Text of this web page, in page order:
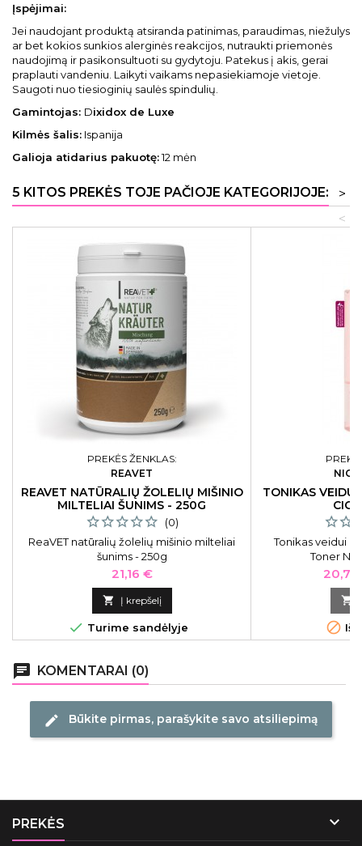
Įspėjimai:
Jei naudojant produktą atsiranda patinimas, paraudimas, niežulys
ar bet kokios sunkios alerginės reakcijos, nutraukti priemonės
naudojimą ir pasikonsultuoti su gydytoju. Patekus į akis, gerai
praplauti vandeniu. Laikyti vaikams nepasiekiamoje vietoje.
Saugoti nuo tiesioginių saulės spindulių.
Gamintojas: Dixidox de Luxe
Kilmės šalis: Ispanija
Galioja atidarius pakuotę:12 mėn
5 KITOS PREKĖS TOJE PAČIOJE KATEGORIJOJE:
>
<
PREKĖS ŽENKLAS:
REAVET
REAVET NATŪRALIŲ ŽOLELIŲ MIŠINIO
MILTELIAI ŠUNIMS - 250G
(0)
ReaVET natūralių žolelių mišinio milteliai
šunims - 250g
Kaina
21,16 €
 Į krepšelį
 Turime sandėlyje
TONIKAS
Tonikas veidui
Toner
Kaina


chat KOMENTARAI (0)
edit Būkite pirmas, parašykite savo atsiliepimą
PREKĖS 